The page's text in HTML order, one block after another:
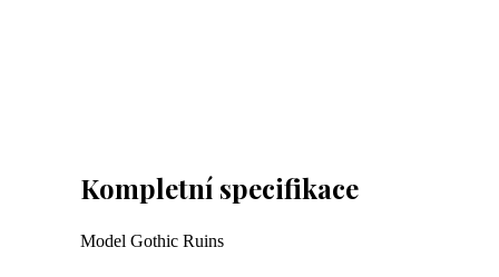
Kompletní specifikace
Model Gothic Ruins